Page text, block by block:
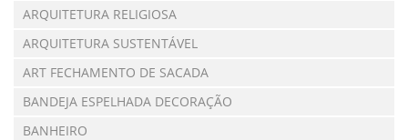
ARQUITETURA RELIGIOSA
ARQUITETURA SUSTENTÁVEL
ART FECHAMENTO DE SACADA
BANDEJA ESPELHADA DECORAÇÃO
BANHEIRO